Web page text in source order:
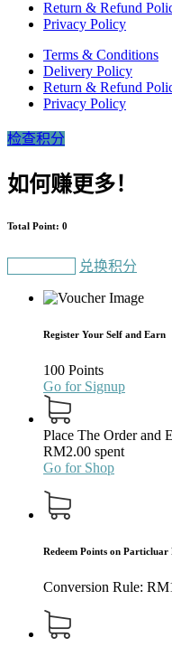
Return & Refund
Privacy Policy
Terms & Conditions
Delivery Policy
Return & Refund
Privacy Policy
检查积分
如何赚更多！
Total Point: 0
兑换积分
Register Your Self and Earn
100 Points
Go for Signup
Place The Order and
RM2.00 spent
Go for Shop
Redeem Points on Particluar
Conversion Rule: RM